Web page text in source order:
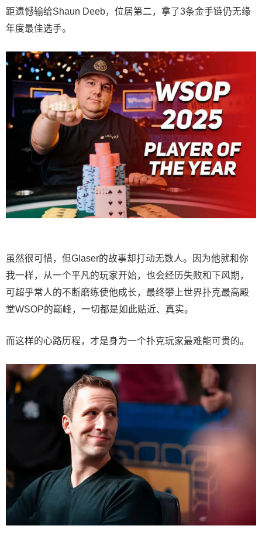
距遗憾输给Shaun Deeb，位居第二，拿了3条金手链仍无缘
年度最佳选手。
虽然很可惜，但Glaser的故事却打动无数人。因为他就和你
我一样，从一个平凡的玩家开始，也会经历失败和下风期，
可超乎常人的不断磨练使他成长，最终攀上世界扑克最高殿
堂WSOP的巅峰，一切都是如此贴近、真实。
而这样的心路历程，才是身为一个扑克玩家最难能可贵的。